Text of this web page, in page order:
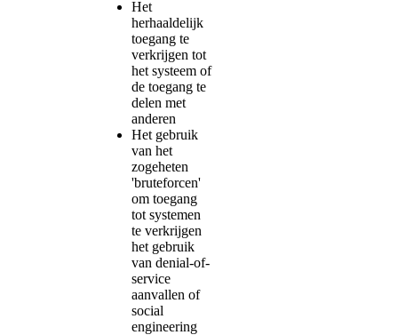
Het
herhaaldelijk
toegang te
verkrijgen tot
het systeem of
de toegang te
delen met
anderen
Het gebruik
van het
zogeheten
'bruteforcen'
om toegang
tot systemen
te verkrijgen
het gebruik
van denial-of-
service
aanvallen of
social
engineering